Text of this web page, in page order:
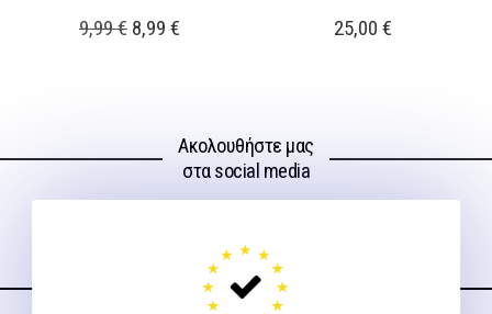
9,99€ Original
8,99 €Η
8,99 €.
25,00 €
Ακολουθήστε μας
στα social media